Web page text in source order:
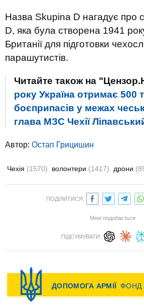
Назва Skupina D нагадує про
D, яка була створена 1941
Британії для підготовки
парашутистів.
Читайте також на
року Україна отримає 500
боєприпасів у межах
глава МЗС Чехії
Автор: Остап Грицишин
Чехія (1570) волонтери (1417) дрони
ПОДІЛИТИСЯ:
Мені подобається
ПІДСУМУВАТИ: